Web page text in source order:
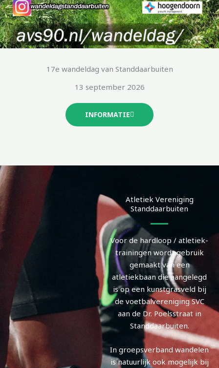
17e wandeldag van Standdaarbuiten
13 september 2026
INFORMATIE
Atletiek Vereniging
Standdaarbuiten
Voor de hardloop / atletiek-
trainingen wordt gebruik
gemaakt van een
atletiekbaan die aangelegd
is op een kunstgrasveld bij
de voetbalvereniging SVC
aan de Dr. Poelsstraat in
Standdaarbuiten.
In groepsverband wandelen
is natuurlijk ook mogelijk bij